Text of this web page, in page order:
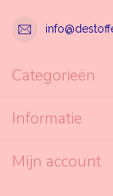
Categorieën
Informatie
Mijn account